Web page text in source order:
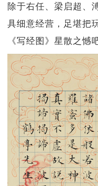
除于右任、梁启超、
具细意经营，足堪把
《写经图》星散之憾